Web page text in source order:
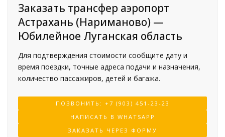
Заказать трансфер аэропорт
Астрахань (Нариманово) —
Юбилейное Луганская область
Для подтверждения стоимости сообщите дату и
время поездки, точные адреса подачи и назначения,
количество пассажиров, детей и багажа.
ПОЗВОНИТЬ: +7 (903) 451-23-23
НАПИСАТЬ В WHATSAPP
ЗАКАЗАТЬ ЧЕРЕЗ ФОРМУ